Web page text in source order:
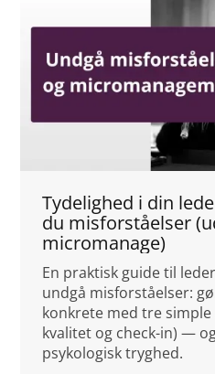
Tydelighed i din
du misforståelser
micromanage)
En praktisk guide til
undgå misforståelser:
konkrete med tre
kvalitet og check-in) —
psykologisk tryghed.